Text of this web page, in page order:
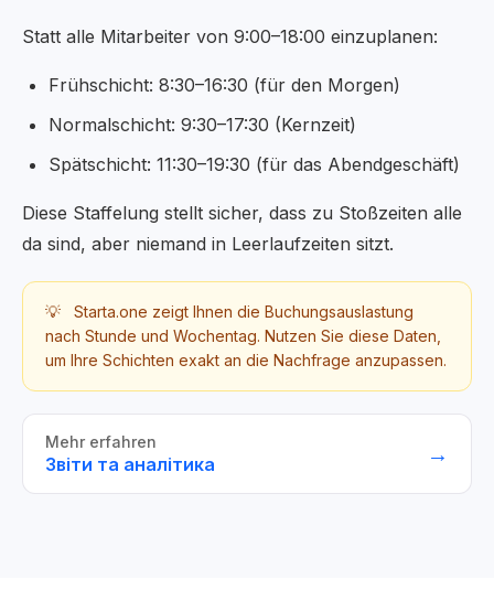
Statt alle Mitarbeiter von 9:00–18:00 einzuplanen:
Frühschicht: 8:30–16:30 (für den Morgen)
Normalschicht: 9:30–17:30 (Kernzeit)
Spätschicht: 11:30–19:30 (für das Abendgeschäft)
Diese Staffelung stellt sicher, dass zu Stoßzeiten alle
da sind, aber niemand in Leerlaufzeiten sitzt.
💡
Starta.one zeigt Ihnen die Buchungsauslastung
nach Stunde und Wochentag. Nutzen Sie diese Daten,
um Ihre Schichten exakt an die Nachfrage anzupassen.
Mehr erfahren
Звіти та аналітика →